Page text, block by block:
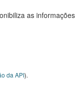
as
da API).